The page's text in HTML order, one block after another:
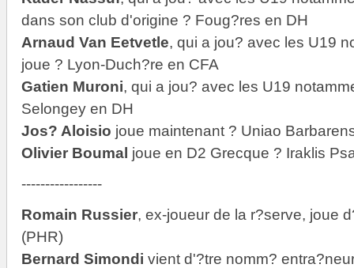
dans son club d'origine ? Foug?res en DH
Arnaud Van Eetvetle, qui a jou? avec les U19
joue ? Lyon-Duch?re en CFA
Gatien Muroni, qui a jou? avec les U19
Selongey en DH
Jos? Aloisio joue maintenant ? Uniao
Olivier Boumal joue en D2 Grecque ? Iraklis
-----------------
Romain Russier, ex-joueur de la r?serve, joue
(PHR)
Bernard Simondi vient d'?tre nomm?